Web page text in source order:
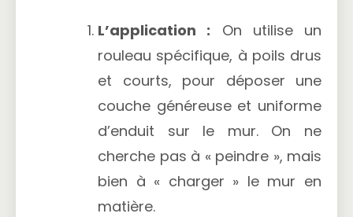
L’application : On utilise un
rouleau spécifique, à poils drus
et courts, pour déposer une
couche généreuse et uniforme
d’enduit sur le mur. On ne
cherche pas à « peindre », mais
bien à « charger » le mur en
matière.